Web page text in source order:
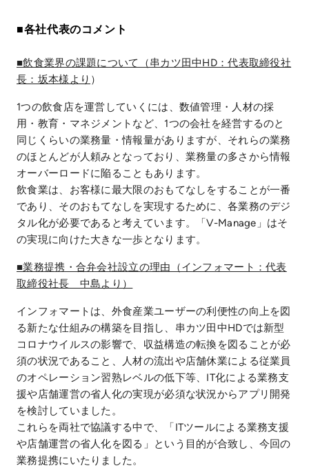
■各社代表のコメント
■飲食業界の課題について（串カツ田中HD：代表取締役社
長：坂本様より ）
1つの飲食店を運営していくには、数値管理・人材の採
用・教育・マネジメントなど、1つの会社を経営するのと
同じくらいの業務量・情報量がありますが、それらの業務
のほとんどが人頼みとなっており、業務量の多さから情報
オーバーロードに陥ることもあります。
飲食業は、お客様に最大限のおもてなしをすることが一番
であり、そのおもてなしを実現するために、各業務のデジ
タル化が必要であると考えています。「V-Manage」はそ
の実現に向けた大きな一歩となります。
■業務提携・合弁会社設立の理由（インフォマート：代表
取締役社長 中島より）
インフォマートは、外食産業ユーザーの利便性の向上を図
る新たな仕組みの構築を目指し、串カツ田中HDでは新型
コロナウイルスの影響で、収益構造の転換を図ることが必
須の状況であること、人材の流出や店舗休業による従業員
のオペレーション習熟レベルの低下等、IT化による業務支
援や店舗運営の省人化の実現が必須な状況からアプリ開発
を検討していました。
これらを両社で協議する中で、「ITツールによる業務支援
や店舗運営の省人化を図る」という目的が合致し、今回の
業務提携にいたりました。